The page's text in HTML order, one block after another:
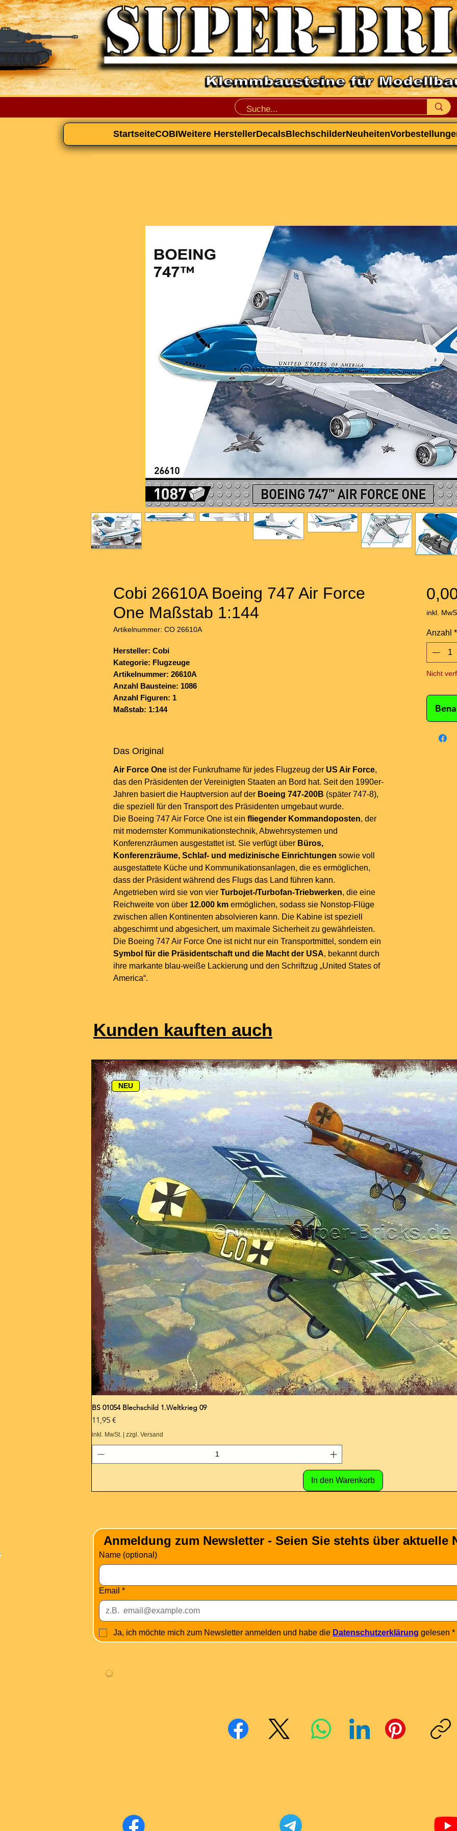
StartseiteCOBIWeitere HerstellerDecalsBlechschilderNeuheiten
Cobi 26610A Boeing 747 Air Force
One Maßstab 1:144
Artikelnummer: CO 26610A
Hersteller: Cobi
Kategorie: Flugzeuge
Artikelnummer: 26610A
Anzahl Bausteine: 1086
Anzahl Figuren: 1
Maßstab: 1:144
Das Original
Air Force One ist der Funkrufname für jedes Flugzeug der US Air Force,
das den Präsidenten der Vereinigten Staaten an Bord hat. Seit den 1990er-
Jahren basiert die Hauptversion auf der Boeing 747-200B (später 747-8),
die speziell für den Transport des Präsidenten umgebaut wurde.
Die Boeing 747 Air Force One ist ein fliegender Kommandoposten, der
mit modernster Kommunikationstechnik, Abwehrsystemen und
Konferenzräumen ausgestattet ist. Sie verfügt über Büros,
Konferenzräume, Schlaf- und medizinische Einrichtungen sowie voll
ausgestattete Küche und Kommunikationsanlagen, die es ermöglichen,
dass der Präsident während des Flugs das Land führen kann.
Angetrieben wird sie von vier Turbojet-/Turbofan-Triebwerken, die eine
Reichweite von über 12.000 km ermöglichen, sodass sie Nonstop-Flüge
zwischen allen Kontinenten absolvieren kann. Die Kabine ist speziell
abgeschirmt und abgesichert, um maximale Sicherheit zu gewährleisten.
Die Boeing 747 Air Force One ist nicht nur ein Transportmittel, sondern ein
Symbol für die Präsidentschaft und die Macht der USA, bekannt durch
ihre markante blau-weiße Lackierung und den Schriftzug „United States of
America“.
inkl.
Anzahl *
Nicht
Kunden kauften auch
NEU
BS 01054 Blechschild 1.Weltkrieg 09
Preis
11,95 €
inkl. MwSt. zzgl. Versand
In den Warenkorb
Anmeldung zum Newsletter - Seien Sie stehts über aktuelle
Name (optional)
Email *
Ja, ich möchte mich zum Newsletter anmelden und habe die Datenschutzerklärung gelesen *